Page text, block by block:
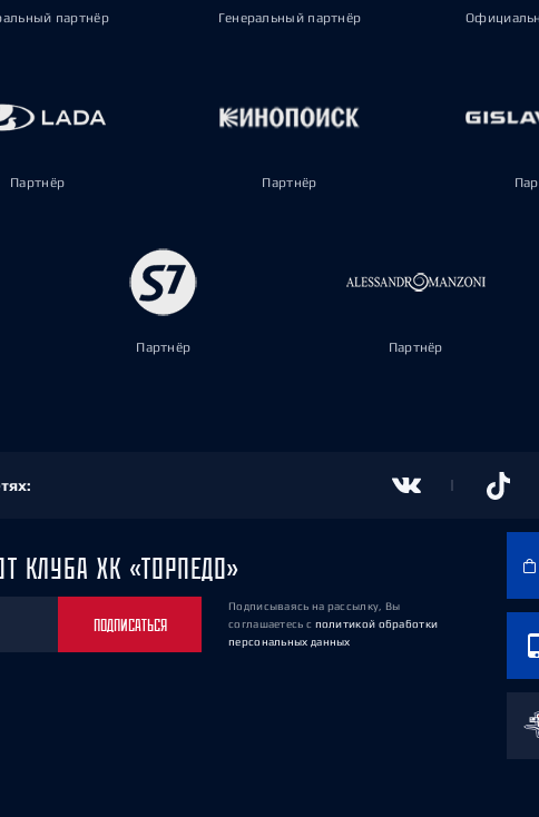
партнёр Генеральный партнёр
Партнёр Партнёр
Партнёр Партнёр
КЛУБА ХК «ТОРПЕДО»
ПОДПИСАТЬСЯ
Подписываясь на рассылку, Вы
соглашаетесь с политикой обработки
персональных данных